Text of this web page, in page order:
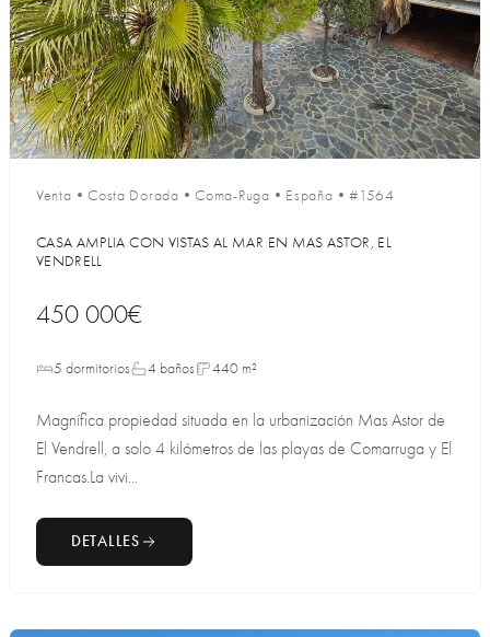
Venta •Costa Dorada •Coma-Ruga • España •#1564
CASA AMPLIA CON VISTAS AL MAR EN MAS ASTOR, EL
VENDRELL
450 000€
5 dormitorios 4 baños 440 m²
Magnífica propiedad situada en la urbanización Mas Astor de
El Vendrell, a solo 4 kilómetros de las playas de Comarruga y El
Francas.La vivi...
DETALLES